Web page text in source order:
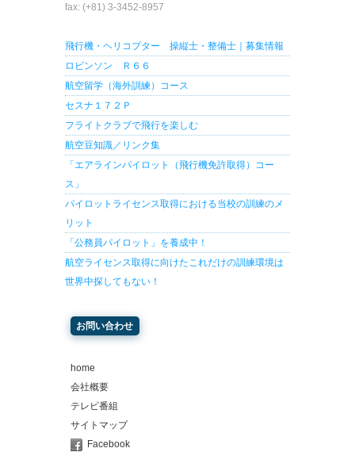
fax: (+81) 3-3452-8957
飛行機・ヘリコプター 操縦士・整備士｜募集情報
ロビンソン Ｒ６６
航空留学（海外訓練）コース
セスナ１７２Ｐ
フライトクラブで飛行を楽しむ
航空豆知識／リンク集
「エアラインパイロット（飛行機免許取得）コー
ス」
パイロットライセンス取得における当校の訓練のメ
リット
「公務員パイロット」を養成中！
航空ライセンス取得に向けたこれだけの訓練環境は
世界中探してもない！
お問い合わせ
home
会社概要
テレビ番組
サイトマップ
Facebook